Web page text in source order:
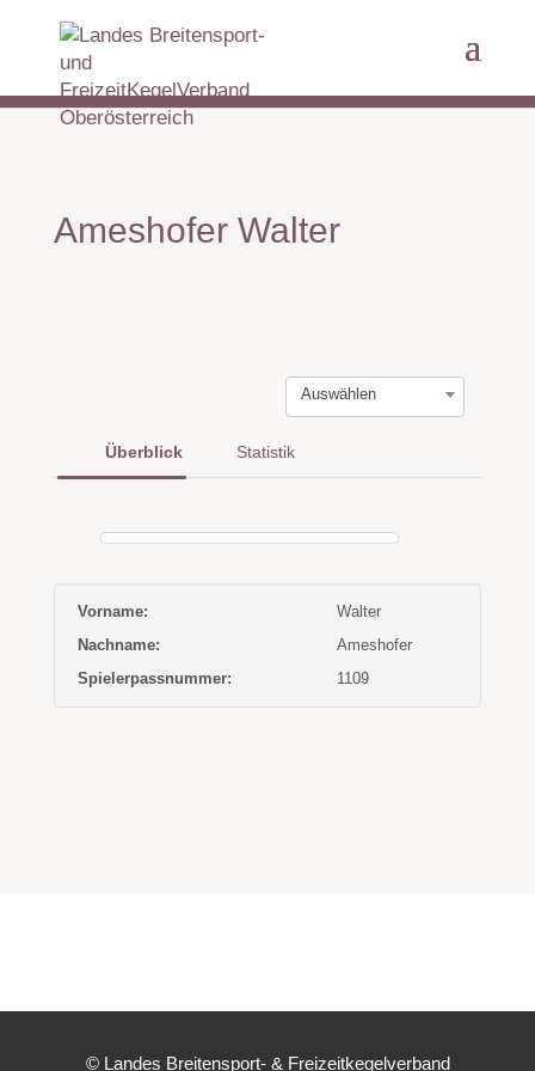
Ameshofer Walter
Auswählen
Überblick Statistik
Vorname:
Walter
Nachname:
Ameshofer
Spielerpassnummer:
1109
© Landes Breitensport- & Freizeitkegelverband